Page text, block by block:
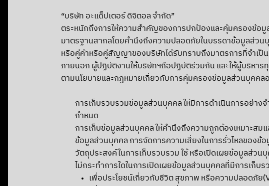
“บริษัท อะแด็ปเตอร์ ดิจิตอล จำกัด”
ตระหนักถึงการให้ความสำคัญของการปกป้องและคุ้มครองข้อมู
มาตรฐานสากลโดยคำนึงถึงความปลอดภัยในบรรดาข้อมูลส่ว
หรือคู่ค้าหรือคู่สัญญาของบริษัทได้รับทราบถึงมาตรการที่จำเป็
ภายนอก ผู้ปฏิบัติงานให้บริษัทฯถือปฏิบัติร่วมกัน และให้ผู้บริหา
ตามนโยบายและกฎหมายเกี่ยวกับการคุ้มครองข้อมูลส่วนบุคคล
การเก็บรวบรวมข้อมูลส่วนบุคคล ให้มีการดำเนินการอย่างจ
กำหนด
การเก็บข้อมูลส่วนบุคคล ให้คำนึงถึงความถูกต้องเหมาะสม
ข้อมูลส่วนบุคคล การจัดการความเสี่ยงในการรั่วไหลของ
วัตถุประสงค์ในการเก็บรวบรวม ใช้ หรือเปิดเผยข้อมูลส่ว
ไม่กระทำการใดในการเปิดเผยข้อมูลส่วนบุคคลที่มีการเก็
เพื่อประโยชน์เกี่ยวกับชีวิต สุขภาพ หรือความปลอดภัย